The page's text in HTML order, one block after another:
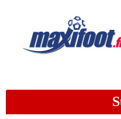
:
13/05 Nice:
: